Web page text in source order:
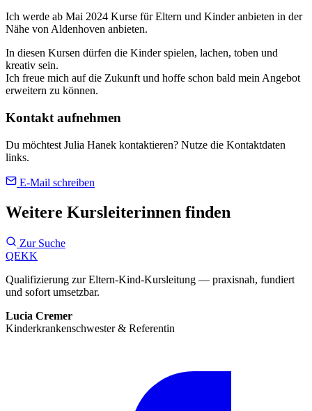
Ich werde ab Mai 2024 Kurse für Eltern und Kinder anbieten in der
Nähe von Aldenhoven anbieten.
In diesen Kursen dürfen die Kinder spielen, lachen, toben und
kreativ sein.
Ich freue mich auf die Zukunft und hoffe schon bald mein Angebot
erweitern zu können.
Kontakt aufnehmen
Du möchtest Julia Hanek kontaktieren? Nutze die Kontaktdaten
links.
E-Mail schreiben
Weitere Kursleiterinnen finden
Zur Suche
QEKK
Qualifizierung zur Eltern-Kind-Kursleitung — praxisnah, fundiert
und sofort umsetzbar.
Lucia Cremer
Kinderkrankenschwester & Referentin